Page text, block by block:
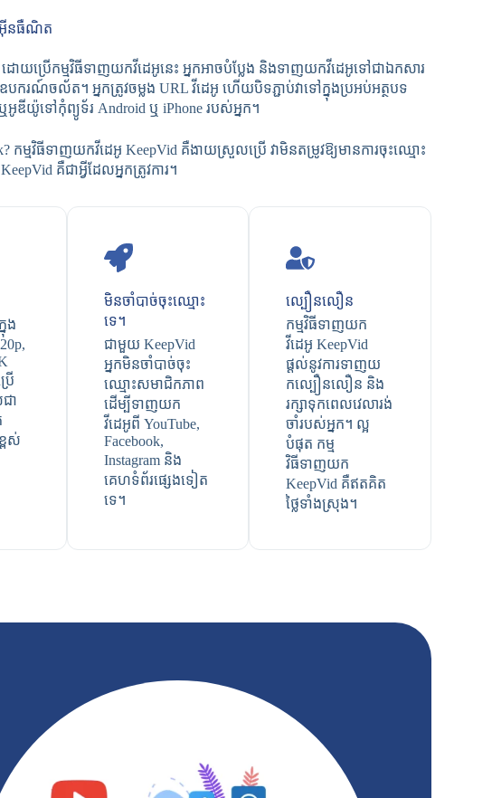
មអ៊ីនធឺណិត
យប្រើកម្មវិធីទាញយកវីដេអូនេះ អ្នកអាចបំប្លែង និងទាញយកវីដេអូទៅជាឯកសារ
រណ៍ចល័ត។ អ្នកត្រូវចម្លង URL វីដេអូ ហើយបិទភ្ជាប់វាទៅក្នុងប្រអប់អត្ថបទ
ឌីយ៉ូទៅកុំព្យូទ័រ Android ឬ iPhone របស់អ្នក។
ម្មវិធីទាញយកវីដេអូ KeepVid គឺងាយស្រួលប្រើ វាមិនតម្រូវឱ្យមានការចុះឈ្មោះ
គឺជាអ្វីដែលអ្នកត្រូវការ។
ង
ើ
ា
ពស់
មិនចាំបាច់ចុះឈ្មោះ
ទេ។
ជាមួយ KeepVid
អ្នកមិនចាំបាច់ចុះ
ឈ្មោះសមាជិកភាព
ដើម្បីទាញយក
វីដេអូពី YouTube,
Facebook,
Instagram និង
គេហទំព័រផ្សេងទៀត
ទេ។
ល្បឿន​លឿន
កម្មវិធីទាញយក
វីដេអូ KeepVid
ផ្តល់នូវការទាញយ
កល្បឿនលឿន និង
រក្សាទុកពេលវេលារង់
ចាំរបស់អ្នក។ ល្អ
បំផុត កម្ម
វិធីទាញយក
KeepVid គឺឥតគិត
ថ្លៃទាំងស្រុង។